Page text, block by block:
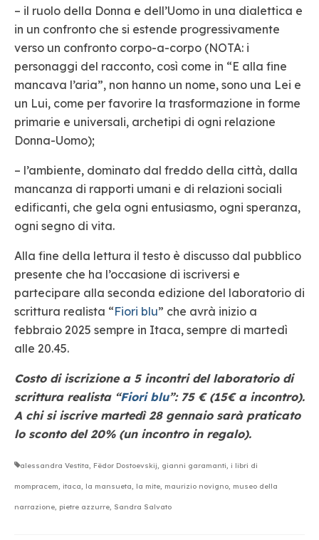
– il ruolo della Donna e dell’Uomo in una dialettica e
in un confronto che si estende progressivamente
verso un confronto corpo-a-corpo (NOTA: i
personaggi del racconto, così come in “E alla fine
mancava l’aria”, non hanno un nome, sono una Lei e
un Lui, come per favorire la trasformazione in forme
primarie e universali, archetipi di ogni relazione
Donna-Uomo);
– l’ambiente, dominato dal freddo della città, dalla
mancanza di rapporti umani e di relazioni sociali
edificanti, che gela ogni entusiasmo, ogni speranza,
ogni segno di vita.
Alla fine della lettura il testo è discusso dal pubblico
presente che ha l’occasione di iscriversi e
partecipare alla seconda edizione del laboratorio di
scrittura realista “Fiori blu” che avrà inizio a
febbraio 2025 sempre in Itaca, sempre di martedì
alle 20.45.
Costo di iscrizione a 5 incontri del laboratorio di
scrittura realista “Fiori blu”: 75 € (15€ a incontro).
A chi si iscrive martedì 28 gennaio sarà praticato
lo sconto del 20% (un incontro in regalo).
alessandra Vestita, Fëdor Dostoevskij, gianni garamanti, i libri di
mompracem, itaca, la mansueta, la mite, maurizio novigno, museo della
narrazione, pietre azzurre, Sandra Salvato